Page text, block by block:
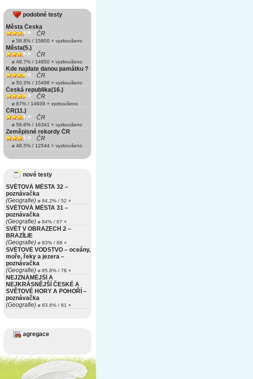
podobné testy
Města Česka
ČR
ø 58.8% / 15800 × vyzkoušeno
Města(5.)
ČR
ø 48.7% / 14850 × vyzkoušeno
Kde najdate danou památku ?
ČR
ø 50.3% / 15496 × vyzkoušeno
Česká republika(16.)
ČR
ø 87% / 14939 × vyzkoušeno
ČR(11.)
ČR
ø 58.6% / 16341 × vyzkoušeno
Zeměpisné rekordy ČR
ČR
ø 48.5% / 12544 × vyzkoušeno
nové testy
SVĚTOVÁ MĚSTA 32 –
poznávačka
(Geografie) ø 84.2% / 52 ×
SVĚTOVÁ MĚSTA 31 –
poznávačka
(Geografie) ø 84% / 67 ×
SVĚT V OBRAZECH 2 –
BRAZÍLIE
(Geografie) ø 83% / 68 ×
SVĚTOVÉ VODSTVO – oceány,
moře, řeky a jezera –
poznávačka
(Geografie) ø 85.8% / 78 ×
NEJZNÁMĚJŠÍ A
NEJKRÁSNĚJŠÍ ČESKÉ A
SVĚTOVÉ HORY A POHOŘÍ –
poznávačka
(Geografie) ø 83.6% / 81 ×
agregace